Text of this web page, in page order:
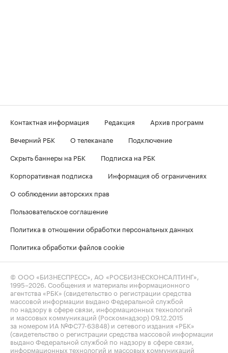
Контактная информация Редакция
Архив программ
Вечерний РБК
О телеканале
Подключение
Скрыть баннеры на РБК
Подписка на РБК
Корпоративная подписка
Информация об ограничениях
О соблюдении авторских прав
Пользовательское соглашение
Политика в отношении обработки персональных данных
Политика обработки файлов cookie
© ООО «БИЗНЕСПРЕСС», АО «РОСБИЗНЕСКОНСАЛТИНГ»,
1995–2026. Сообщения и материалы информационного
агентства «РБК» (свидетельство о регистрации средства
массовой информации выдано Федеральной службой
по надзору в сфере связи, информационных технологий
и массовых коммуникаций (Роскомнадзор) 09.12.2015
за номером ИА №ФС77-63848) и сетевого издания «РБК»
(свидетельство о регистрации средства массовой информации
выдано Федеральной службой по надзору в сфере связи,
информационных технологий и массовых коммуникаций